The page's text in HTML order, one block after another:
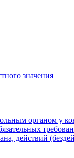
значения
органом у
действий